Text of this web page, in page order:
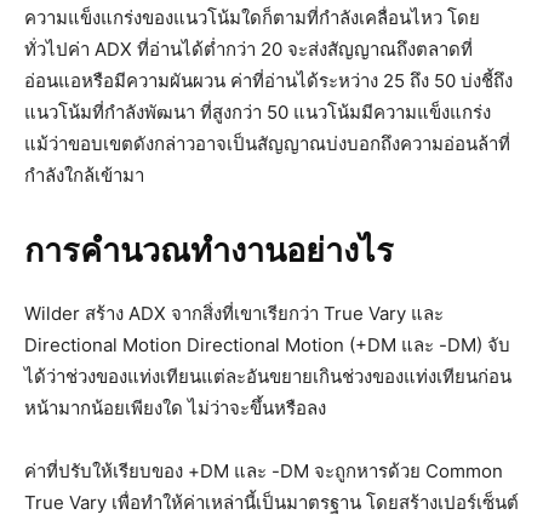
ความแข็งแกร่งของแนวโน้มใดก็ตามที่กำลังเคลื่อนไหว โดย
ทั่วไปค่า ADX ที่อ่านได้ต่ำกว่า 20 จะส่งสัญญาณถึงตลาดที่
อ่อนแอหรือมีความผันผวน ค่าที่อ่านได้ระหว่าง 25 ถึง 50 บ่งชี้ถึง
แนวโน้มที่กำลังพัฒนา ที่สูงกว่า 50 แนวโน้มมีความแข็งแกร่ง
แม้ว่าขอบเขตดังกล่าวอาจเป็นสัญญาณบ่งบอกถึงความอ่อนล้าที่
กำลังใกล้เข้ามา
การคำนวณทำงานอย่างไร
Wilder สร้าง ADX จากสิ่งที่เขาเรียกว่า True Vary และ
Directional Motion Directional Motion (+DM และ -DM) จับ
ได้ว่าช่วงของแท่งเทียนแต่ละอันขยายเกินช่วงของแท่งเทียนก่อน
หน้ามากน้อยเพียงใด ไม่ว่าจะขึ้นหรือลง
ค่าที่ปรับให้เรียบของ +DM และ -DM จะถูกหารด้วย Common
True Vary เพื่อทำให้ค่าเหล่านี้เป็นมาตรฐาน โดยสร้างเปอร์เซ็นต์